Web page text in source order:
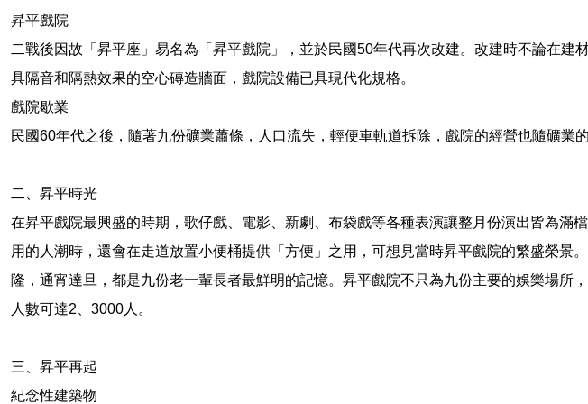
昇平戲院
二戰後因故「昇平座」易名為「昇平戲院」，並於民國50年代再次改建。改建時不論在
具隔音和隔熱效果的空心磚造牆面，戲院設備已具現代化規格。
戲院歇業
民國60年代之後，隨著九份礦業蕭條，人口流失，輕便車軌道拆除，戲院的經營也隨礦
二、昇平時光
在昇平戲院最興盛的時期，歌仔戲、電影、新劇、布袋戲等各種表演讓整月份演出皆為
用的人潮時，還會在走道放置小便桶提供「方便」之用，可想見當時昇平戲院的繁盛榮
隆，通宵達旦，都是九份老一輩長者最鮮明的記憶。昇平戲院不只為九份主要的娛樂場
人數可達2、3000人。
三、昇平再起
紀念性建築物